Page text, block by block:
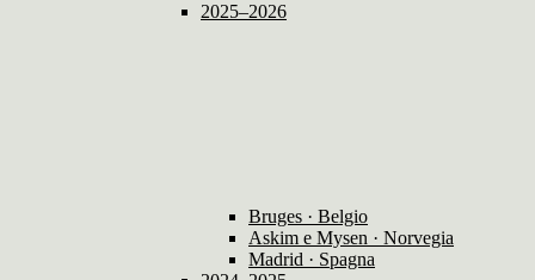
2025–2026
Bruges · Belgio
Askim e Mysen · Norvegia
Madrid · Spagna